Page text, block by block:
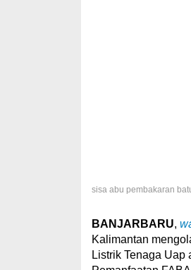
sisa abu pembakaran
BANJARBARU,
Kalimantan
Listrik Tenaga Uap